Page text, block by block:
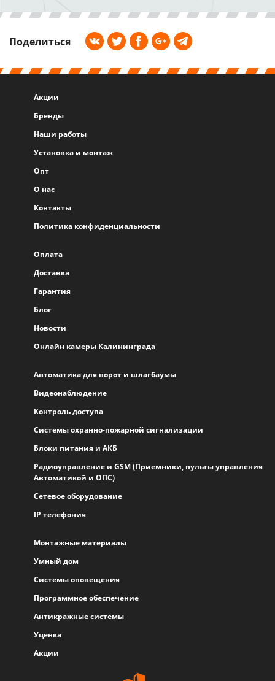
Поделиться
Акции
Бренды
Наши работы
Установка и монтаж
Опт
О нас
Контакты
Политика конфиденциальности
Оплата
Доставка
Гарантия
Блог
Новости
Онлайн камеры Калининграда
Автоматика для ворот и шлагбаумы
Видеонаблюдение
Контроль доступа
Системы охранно-пожарной сигнализации
Блоки питания и АКБ
Радиоуправление и GSM (Приемники, пульты управления
Автоматикой и ОПС)
Сетевое оборудование
IP телефония
Монтажные материалы
Умный дом
Системы оповещения
Программное обеспечение
Антикражные системы
Уценка
Акции